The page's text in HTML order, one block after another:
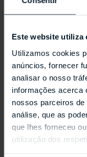
Este website utiliza
Utilizamos cookies
anúncios, fornecer
analisar o nosso
informações acerca
nossos parceiros
análise, que as
que lhes forneceu
utilização dos
REPOSSI ANTIFER